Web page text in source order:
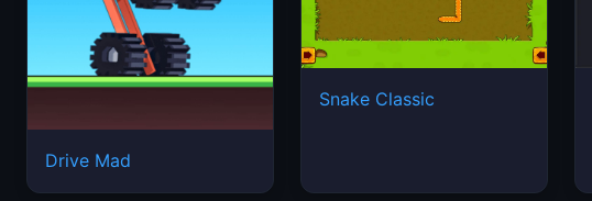
Drive Mad
Snake Classic